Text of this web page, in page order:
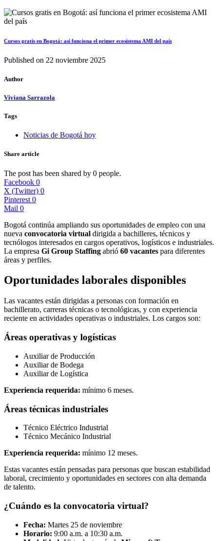
Cursos gratis en Bogotá: así funciona el primer ecosistema AMI del país
Published on 22 noviembre 2025
Author
Viviana Sarrazola
Tags
Noticias de Bogotá hoy
Share article
The post has been shared by 0 people.
Facebook 0
X (Twitter) 0
Pinterest 0
Mail 0
Bogotá continúa ampliando sus oportunidades de empleo con una
nueva convocatoria virtual dirigida a bachilleres, técnicos y
tecnólogos interesados en cargos operativos, logísticos e industriales.
La empresa Gi Group Staffing abrió 60 vacantes para diferentes
áreas y perfiles.
Oportunidades laborales disponibles
Las vacantes están dirigidas a personas con formación en
bachillerato, carreras técnicas o tecnológicas, y con experiencia
reciente en actividades operativas o industriales. Los cargos son:
Áreas operativas y logísticas
Auxiliar de Producción
Auxiliar de Bodega
Auxiliar de Logística
Experiencia requerida: mínimo 6 meses.
Áreas técnicas industriales
Técnico Eléctrico Industrial
Técnico Mecánico Industrial
Experiencia requerida: mínimo 12 meses.
Estas vacantes están pensadas para personas que buscan estabilidad
laboral, crecimiento y oportunidades en sectores con alta demanda
de talento.
¿Cuándo es la convocatoria virtual?
Fecha: Martes 25 de noviembre
Horario: 9:00 a.m. a 10:30 a.m.